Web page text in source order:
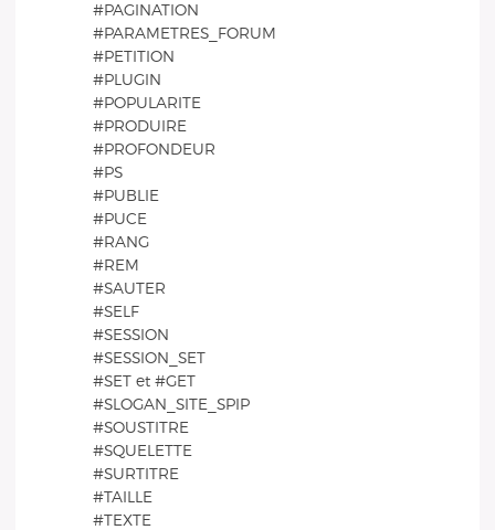
#PAGINATION
#PARAMETRES_FORUM
#PETITION
#PLUGIN
#POPULARITE
#PRODUIRE
#PROFONDEUR
#PS
#PUBLIE
#PUCE
#RANG
#REM
#SAUTER
#SELF
#SESSION
#SESSION_SET
#SET et #GET
#SLOGAN_SITE_SPIP
#SOUSTITRE
#SQUELETTE
#SURTITRE
#TAILLE
#TEXTE